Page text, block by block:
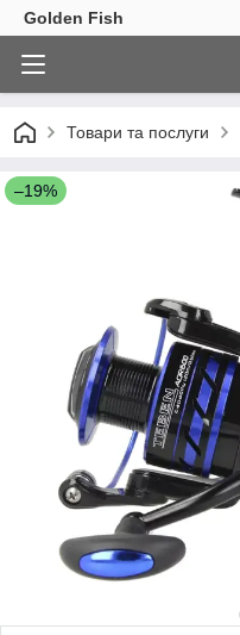
Golden Fish
Товари та послуги
–19%